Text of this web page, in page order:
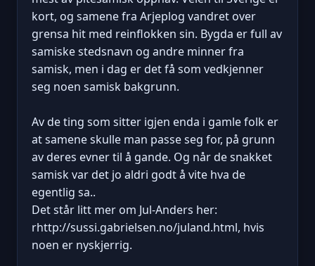
kort, og samene fra Arjeplog vandret over
grensa hit med reinflokken sin. Bygda er full av
samiske stedsnavn og andre minner fra
samisk, men i dag er det få som vedkjenner
seg noen samisk bakgrunn.
Av de ting som sitter igjen enda i gamle folk er
at samene skulle man passe seg for, på grunn
av deres evner til å gande. Og når de snakket
samisk var det jo aldri godt å vite hva de
egentlig sa..
Det står litt mer om Jul-Anders her:
rhttp://sussi.gabrielsen.no/juland.html, hvis
noen er nyskjerrig.